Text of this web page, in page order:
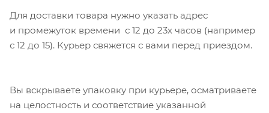
Для доставки товара нужно указать адрес
и промежуток времени с 12 до 23х часов (например
с 12 до 15). Курьер свяжется с вами перед приездом.
Вы вскрываете упаковку при курьере, осматриваете
на целостность и соответствие указанной